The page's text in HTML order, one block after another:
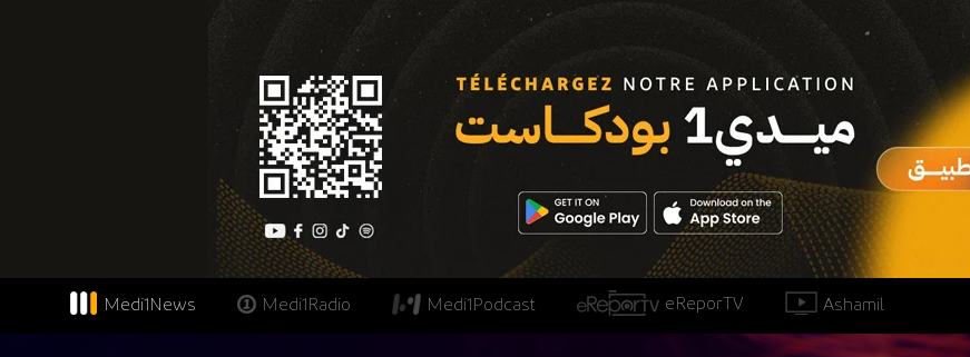
Ashamil
eReporTV
Medi1Podcast
Medi1Radio
Medi1News